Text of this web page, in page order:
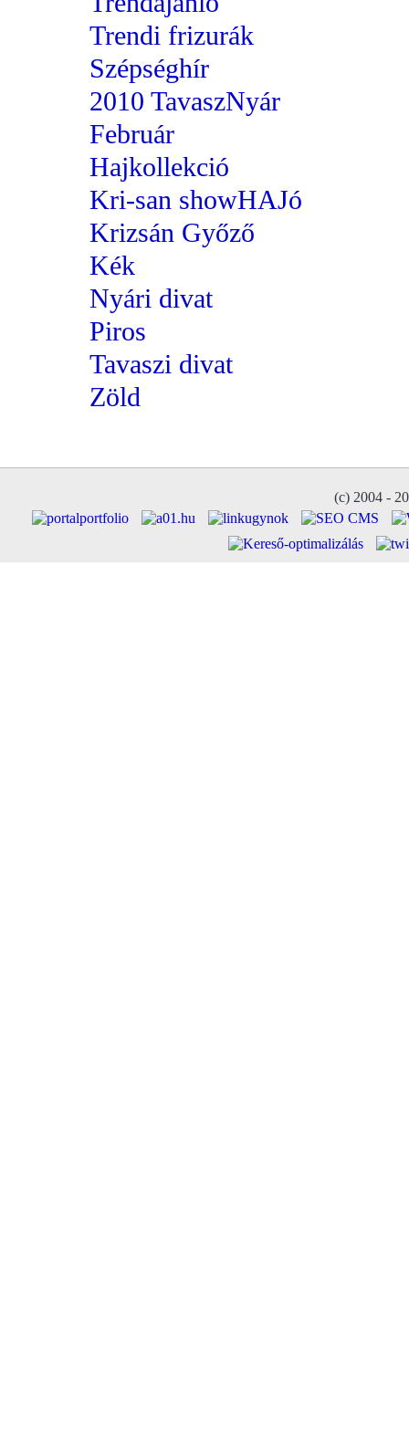
Trendi frizurák
Szépséghír
2010 TavaszNyár
Február
Hajkollekció
Kri-san showHAJó
Krizsán Győző
Kék
Nyári divat
Piros
Tavaszi divat
Zöld
(c) 2004 -